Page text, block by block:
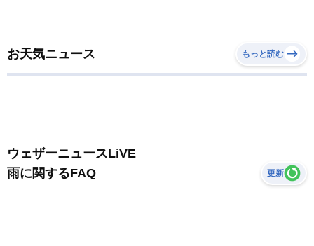
お天気ニュース もっと読む
ウェザーニュースLiVE
雨に関するFAQ
更新